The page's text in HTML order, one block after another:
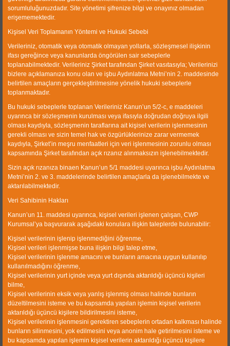
About us
Ltd. Co. was established in 1990 and is operating in
Izmir Ataturk Industrial Zone with a closed production
area of 10000 sqm. Our main business is the plant and
equipment engineering.
Quick Link
Corporate
Products
References
Human Resources
Contact information
Sasalı Merkez mahallesi 66 Sokak
No 3, PK.35620,Çiğli/İZMİR-
TÜRKİYE
T: +90 232 327 39 30 (Pbx)
C: +90 533 271 46 47
M:info@cwp.com.tr
sorumluluğunuzdadır. Site yönetimi şifrenize bilgi ve onayınız olmadan
erişememektedir.
Kişisel Veri Toplamanın Yöntemi ve Hukuki Sebebi
Verileriniz, otomatik veya otomatik olmayan yollarla, sözleşmesel ilişkinin
ifası gereğince veya kanunlarda öngörülen sair sebeplerle
toplanabilmektedir. Verileriniz Şirket tarafından Şirket vasıtasıyla; Verilerinizi
bizlere açıklamanıza konu olan ve işbu Aydınlatma Metni’nin 2. maddesinde
belirtilen amaçların gerçekleştirilmesine yönelik hukuki sebeplerle
toplanmaktadır.
Bu hukuki sebeplerle toplanan Verileriniz Kanun’un 5/2-c, e maddeleri
uyarınca bir sözleşmenin kurulması veya ifasıyla doğrudan doğruya ilgili
olması kaydıyla, sözleşmenin taraflarına ait kişisel verilerin işlenmesinin
gerekli olması ve sizin temel hak ve özgürlüklerinize zarar vermemek
kaydıyla, Şirket’in meşru menfaatleri için veri işlenmesinin zorunlu olması
kapsamında Şirket tarafından açık rızanız alınmaksızın işlenebilmektedir.
Sizin açık rızanıza binaen Kanun’un 5/1 maddesi uyarınca işbu Aydınlatma
Metni’nin 2. ve 3. maddelerinde belirtilen amaçlarla da işlenebilmekte ve
aktarılabilmektedir.
Veri Sahibinin Hakları
Kanun’un 11. maddesi uyarınca, kişisel verileri işlenen çalışan, CWP
Kurumsal’ya başvurarak aşağıdaki konulara ilişkin taleplerde bulunabilir:
Kişisel verilerinin işlenip işlenmediğini öğrenme,
Kişisel verileri işlenmişse buna ilişkin bilgi talep etme,
Kişisel verilerinin işlenme amacını ve bunların amacına uygun kullanılıp
kullanılmadığını öğrenme,
Kişisel verilerinin yurt içinde veya yurt dışında aktarıldığı üçüncü kişileri
bilme,
Kişisel verilerinin eksik veya yanlış işlenmiş olması halinde bunların
düzeltilmesini isteme ve bu kapsamda yapılan işlemin kişisel verilerin
aktarıldığı üçüncü kişilere bildirilmesini isteme,
Kişisel verilerinin işlenmesini gerektiren sebeplerin ortadan kalkması halinde
bunların silinmesini, yok edilmesini veya anonim hale getirilmesini isteme ve
bu kapsamda yapılan işlemin kişisel verilerin aktarıldığı üçüncü kişilere